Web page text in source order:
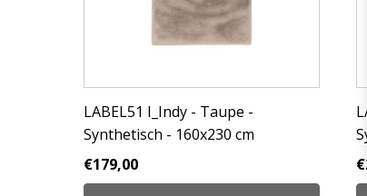
LABEL51 I_Indy - Taupe -
Synthetisch - 160x230 cm
€179,00
€